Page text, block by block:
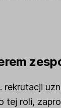
rekrutacji
tej roli,